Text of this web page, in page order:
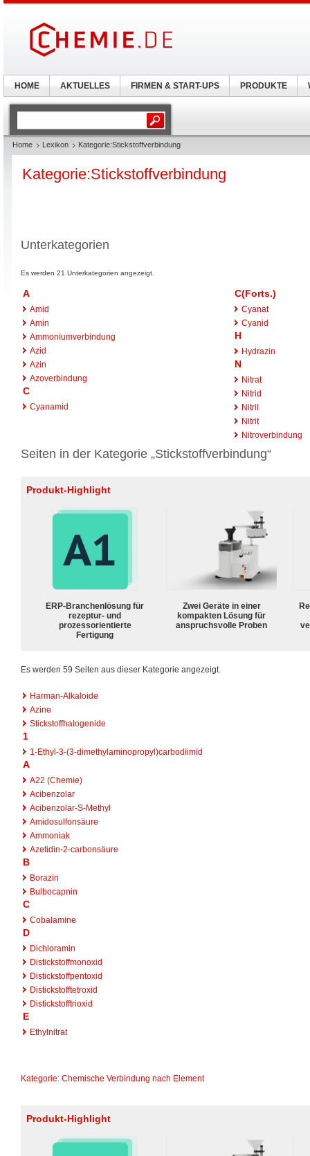
Home Lexikon Kategorie:Stickstoffverbindung
Kategorie:Stickstoffverbindung
Unterkategorien
Es werden 21 Unterkategorien angezeigt.
A
Amid
Amin
Ammoniumverbindung
Azid
Azin
Azoverbindung
C
Cyanamid
C(Forts.)
Cyanat
Cyanid
H
Hydrazin
N
Nitrat
Nitrid
Nitril
Nitrit
Nitroverbindung
Seiten in der Kategorie „Stickstoffverbindung“
Produkt-Highlight
ERP-Branchenlösung für
rezeptur- und
prozessorientierte
Fertigung
Zwei Geräte in einer
kompakten Lösung für
anspruchsvolle Proben
Es werden 59 Seiten aus dieser Kategorie angezeigt.
Harman-Alkaloide
Azine
Stickstoffhalogenide
1
1-Ethyl-3-(3-dimethylaminopropyl)carbodiimid
A
A22 (Chemie)
Acibenzolar
Acibenzolar-S-Methyl
Amidosulfonsäure
Ammoniak
Azetidin-2-carbonsäure
B
Borazin
Bulbocapnin
C
Cobalamine
D
Dichloramin
Distickstoffmonoxid
Distickstoffpentoxid
Distickstofftetroxid
Distickstofftrioxid
E
Ethylnitrat
Kategorie: Chemische Verbindung nach Element
Produkt-Highlight
HOME AKTUELLES FIRMEN & START-UPS PRODUKTE